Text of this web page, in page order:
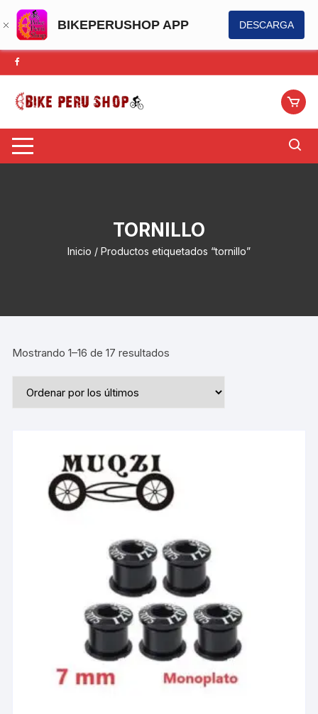
BIKEPERUSHOP APP DESCARGA
Saltar
al
contenido
TORNILLO
Inicio / Productos etiquetados “tornillo”
Mostrando 1–16 de 17 resultados